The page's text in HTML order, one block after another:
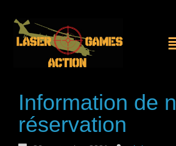
Information de
réservation